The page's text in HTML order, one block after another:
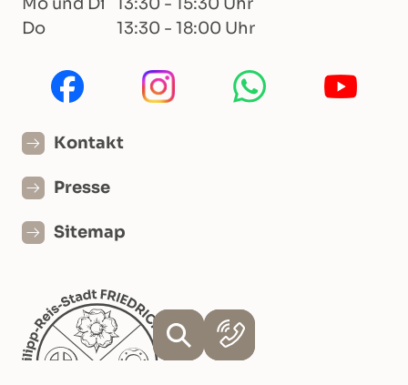
Do
13:30 - 18:00 Uhr
Kontakt
Presse
Sitemap